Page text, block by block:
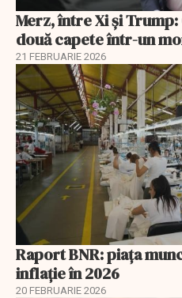
Merz, între Xi și
două capete într-un
21 FEBRUARIE 2026
Raport BNR: piața
inflație în 2026
20 FEBRUARIE 2026